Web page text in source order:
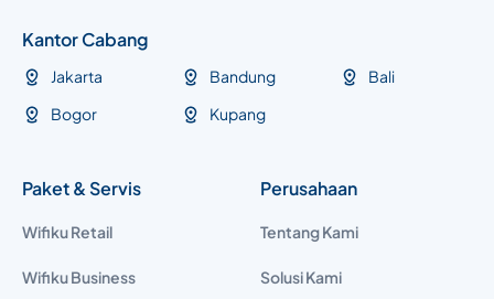
Kantor Cabang
Jakarta
Bogor
Bandung
Kupang
Bali
Paket & Servis
Wifiku Retail
Wifiku Business
Perusahaan
Tentang Kami
Solusi Kami